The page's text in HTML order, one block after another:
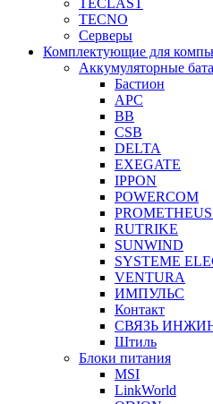
TECLAST
TECNO
Серверы
Комплектующие для
Аккумуляторные
Бастион
APC
BB
CSB
DELTA
EXEGATE
IPPON
POWERCOM
RUTRIKE
SUNWIND
SYSTEME
VENTURA
ИМПУЛЬС
Контакт
СВЯЗЬ
Штиль
Блоки питания
MSI
LinkWorld